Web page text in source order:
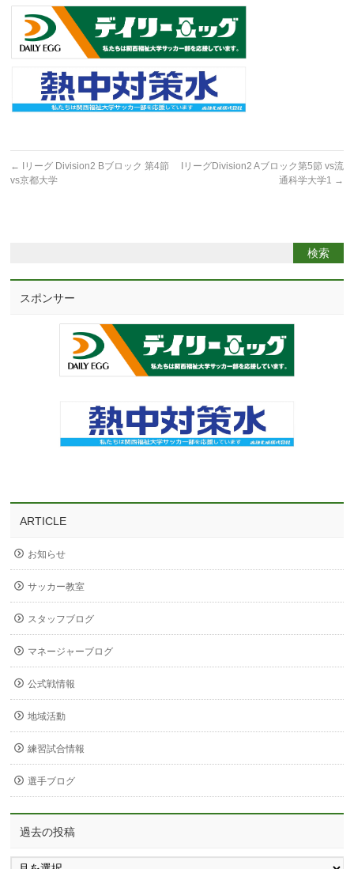
← Iリーグ Division2 Bブロック 第4節
vs京都大学
IリーグDivision2 Aブロック第5節 vs流
通科学大学1 →
スポンサー
ARTICLE
お知らせ
サッカー教室
スタッフブログ
マネージャーブログ
公式戦情報
地域活動
練習試合情報
選手ブログ
過去の投稿
過